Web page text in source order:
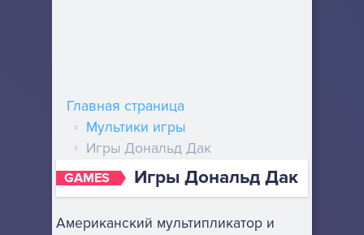
GAMES Игры Дональд Дак
Главная страница
Мультики игры
Игры Дональд Дак
Американский мультипликатор и